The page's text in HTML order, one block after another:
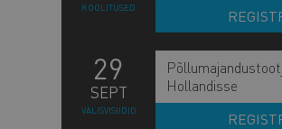
KOOLITUSED
29
SEPT
VÄLISVISIIDID
Hollandisse